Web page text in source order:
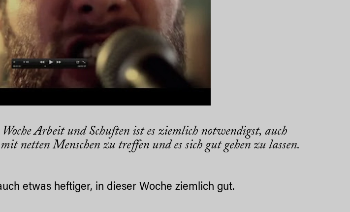
Arbeit und Schuften ist es ziemlich notwendigst, auch
netten Menschen zu treffen und es sich gut gehen zu lassen.
etwas heftiger, in dieser Woche ziemlich gut.